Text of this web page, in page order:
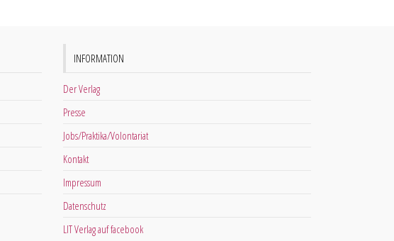
INFORMATION
Der Verlag
Presse
Jobs/Praktika/Volontariat
Kontakt
Impressum
Datenschutz
LIT Verlag auf facebook